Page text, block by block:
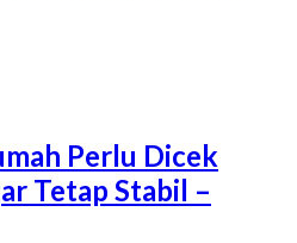
Perlu Dicek
Tetap Stabil –